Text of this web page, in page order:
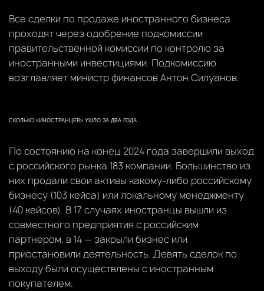
Все сделки по продаже иностранного бизнеса
проходят через одобрение подкомиссии
правительственной комиссии по контролю за
иностранными инвестициями. Подкомиссию
возглавляет министр финансов Антон Силуанов.
СКОЛЬКО «ИНОСТРАНЦЕВ» УШЛО ЗА ДВА ГОДА
По состоянию на конец 2024 года завершили выход
с российского рынка 183 компании. Большинство из
них продали свои активы какому-либо российскому
бизнесу (103 кейса) или локальному менеджменту
(40 кейсов). В 17 случаях иностранцы вышли из
совместного предприятия с российским
партнером, в 14 — закрыли бизнес или
приостановили деятельность. Девять сделок по
выходу были осуществлены с иностранным
покупателем.